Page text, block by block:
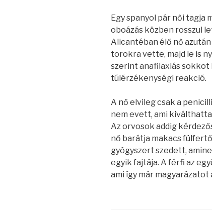
Egy spanyol pár női
oboázás közben rosszul
Alicantéban élő nő
torokra vette, majd le is
szerint anafilaxiás
túlérzékenységi reakció.
A nő elvileg csak a
nem evett, ami
Az orvosok addig
nő barátja makacs
gyógyszert szedett,
egyik fajtája. A férfi az
ami így már